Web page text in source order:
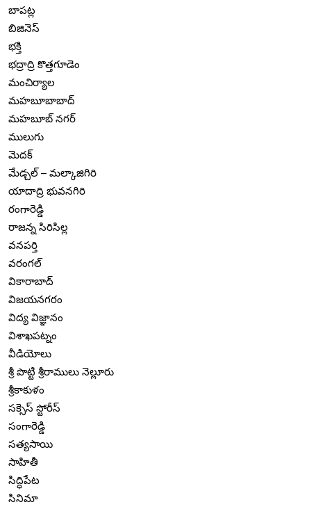
బాపట్ల
బిజినెస్
భక్తి
భద్రాద్రి కొత్తగూడెం
మంచిర్యాల
మహబూబాబాద్
మహబూబ్ నగర్
ములుగు
మెదక్
మేడ్చల్ – మల్కాజిగిరి
యాదాద్రి భువనగిరి
రంగారెడ్డి
రాజన్న సిరిసిల్ల
వనపర్తి
వరంగల్
వికారాబాద్
విజయనగరం
విద్య విజ్ఞానం
విశాఖపట్నం
వీడియోలు
శ్రీ పొట్టి శ్రీరాములు నెల్లూరు
శ్రీకాకుళం
సక్సెస్ స్టోరీస్
సంగారెడ్డి
సత్యసాయి
సాహితీ
సిద్ధిపేట
సినిమా